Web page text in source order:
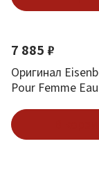
Хит
7 885 ₽
Оригинал
Pour Femme